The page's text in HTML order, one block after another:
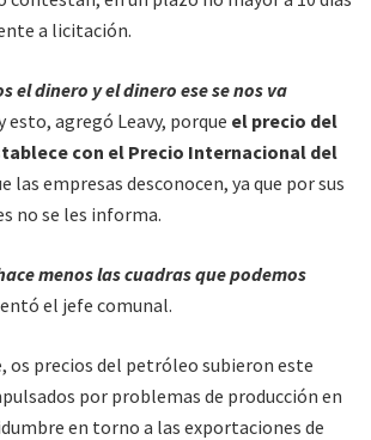
a licitación.
el dinero y el dinero ese se nos va
esto, agregó Leavy, porque el precio del
con el Precio Internacional del
las empresas desconocen, ya que por sus
no se les informa.
menos las cuadras que podemos
el jefe comunal.
os precios del petróleo subieron este
por problemas de producción en
en torno a las exportaciones de